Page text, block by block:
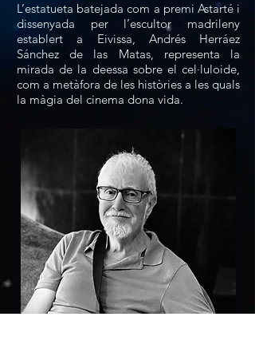
L’estatueta batejada com a premi Astarté i
dissenyada per l’escultor madrileny
establert a Eivissa, Andrés Herráez
Sánchez de las Matas, representa la
mirada de la deessa sobre el cel·luloide,
com a metàfora de les històries a les quals
la màgia del cinema dona vida.